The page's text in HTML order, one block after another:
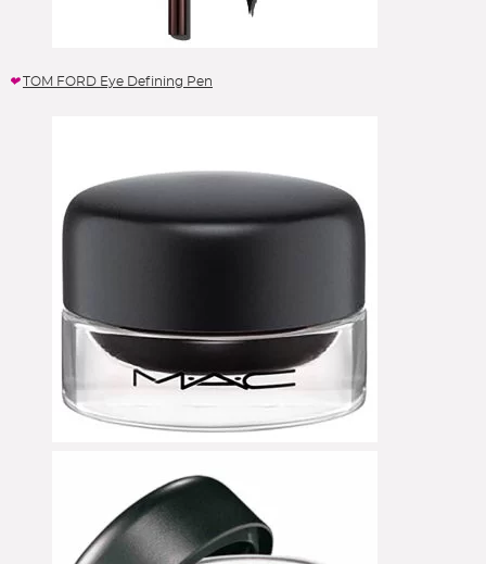
Highlighter
Leerpaletten
Lippen
Lipstick
Liquid Foundation
Liquid Lipstick
Make-up Pinsel
Powder Blush
TOM FORD Eye Defining Pen